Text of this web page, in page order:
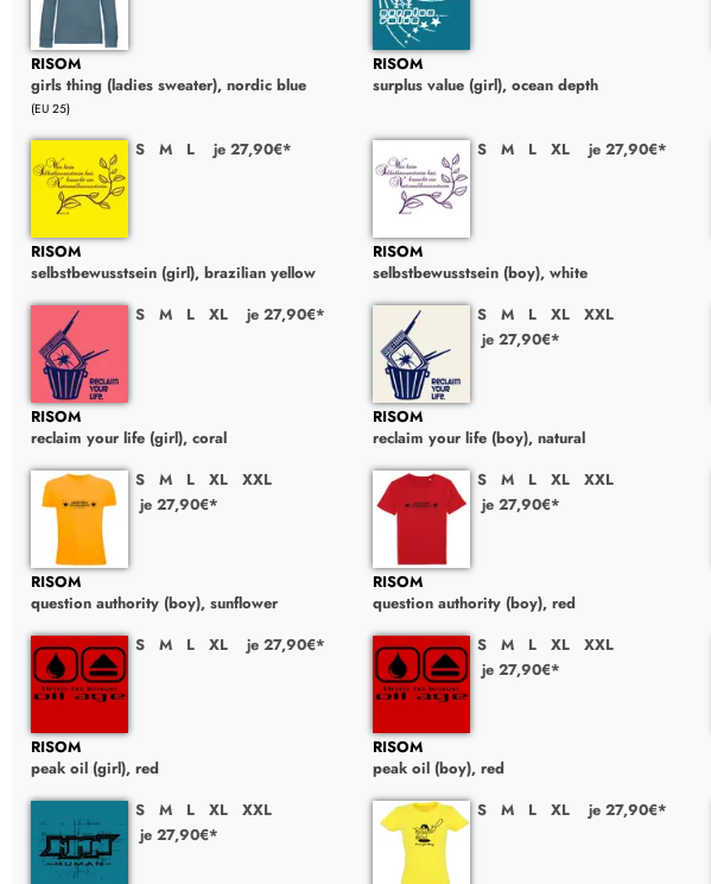
RISOM
girls thing (ladies sweater), nordic blue
(EU 25)
RISOM
surplus value (girl), ocean depth
S M L je 27,90€*
RISOM
selbstbewusstsein (girl), brazilian yellow
S M L XL je 27,90€*
RISOM
selbstbewusstsein (boy), white
S
M L XL je 27,90€*
RISOM
reclaim your life (girl), coral
S M L XL
XXL
je 27,90€*
RISOM
reclaim your life (boy), natural
S
M L XL
XXL
je 27,90€*
RISOM
question authority (boy), sunflower
S M L XL
XXL
je 27,90€*
RISOM
question authority (boy), red
S
M L XL je 27,90€*
RISOM
peak oil (girl), red
S M L XL
XXL
je 27,90€*
RISOM
peak oil (boy), red
S
M L XL
XXL
je 27,90€*
S M L XL je 27,90€*